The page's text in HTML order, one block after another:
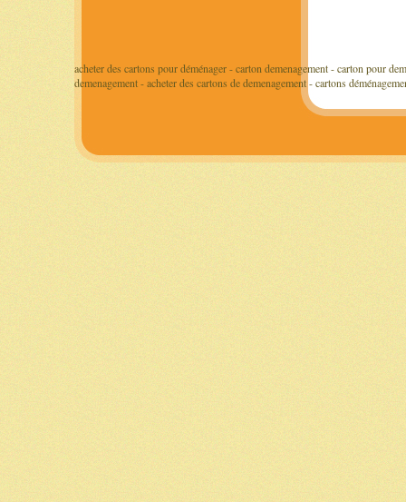
acheter des cartons pour déménager - carton demenagement - carton pour
demenagement - acheter des cartons de demenagement - cartons